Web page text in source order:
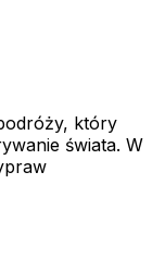
który
świata. W